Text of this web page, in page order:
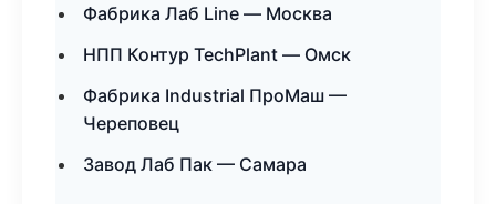
Фабрика Лаб Line — Москва
НПП Контур TechPlant — Омск
Фабрика Industrial ПроМаш —
Череповец
Завод Лаб Пак — Самара